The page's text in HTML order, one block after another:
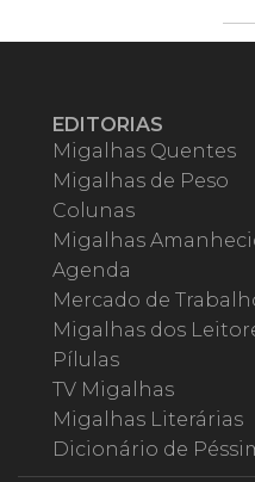
EDITORIAS
Migalhas Quentes
Migalhas de Peso
Colunas
Migalhas
Agenda
Mercado de
Migalhas dos
Pílulas
TV Migalhas
Migalhas Literárias
Dicionário de